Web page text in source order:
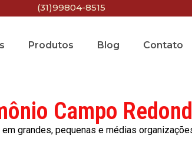
(31)99804-8515
Produtos Blog Contato
Campo
grandes, pequenas e médias